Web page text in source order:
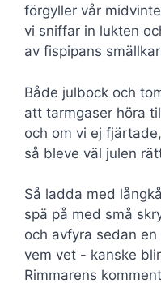
förgyller vår
vi sniffar in lukten
av fispipans
Både julbock och
att tarmgaser höra
och om vi ej
så bleve väl julen
Så ladda med
spä på med små
och avfyra sedan
vem vet - kanske
Rimmarens